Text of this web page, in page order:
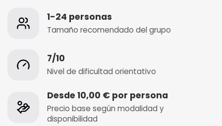
1-24 personas
Tamaño recomendado del grupo
7/10
Nivel de dificultad orientativo
Desde 10,00 € por persona
Precio base según modalidad y
disponibilidad